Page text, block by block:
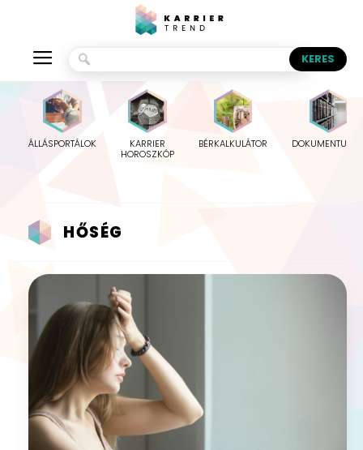
ÁLLÁSPORTÁLOK
KARRIER
HOROSZKÓP
BÉRKALKULÁTOR
HŐSÉG